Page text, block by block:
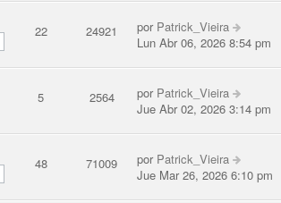
22 24921 por Patrick_Vieira
Lun Abr 06, 2026 8:54 pm
5 2564 por Patrick_Vieira
Jue Abr 02, 2026 3:14 pm
48 71009 por Patrick_Vieira
Jue Mar 26, 2026 6:10 pm